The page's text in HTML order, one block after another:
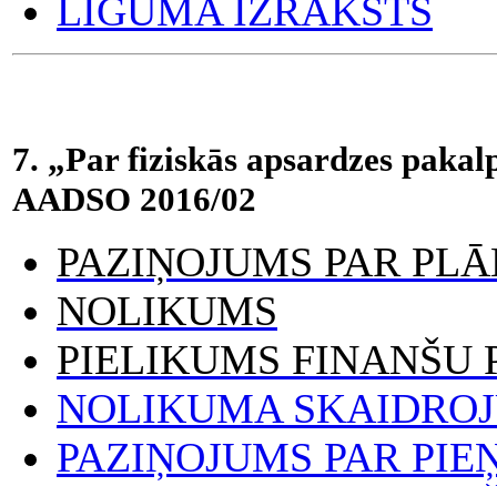
LĪGUMA IZRAKSTS
7. „Par fiziskās apsardzes
AADSO 2016/02
PAZIŅOJUMS PAR
NOLIKUMS
PIELIKUMS FINANŠU
NOLIKUMA
PAZIŅOJUMS PAR